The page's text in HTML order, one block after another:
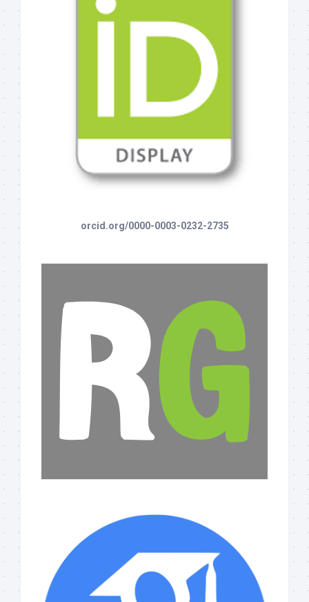
orcid.org/0000-0003-0232-2735